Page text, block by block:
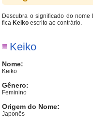
Descubra o significado do nome
fica Keiko escrito ao contrário.
Keiko
Nome:
Keiko
Gênero:
Feminino
Origem do Nome:
Japonês